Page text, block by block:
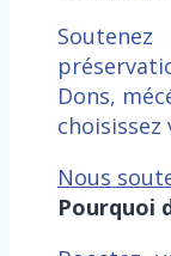
Dons,
Nous
Pourquoi